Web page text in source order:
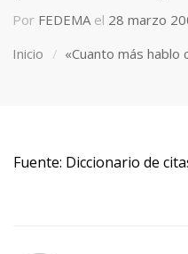
Por FEDEMA el 28 marzo
Inicio
«Cuanto más hablo
Fuente: Diccionario de